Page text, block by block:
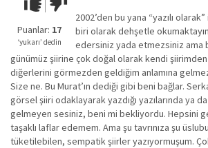
kadar
iyi
değil!
Puanlar: 17
‘yukarı’ dedin
2002’den bu yana “yazılı olarak”
biri olarak dehşetle
edersiniz yada etmezsiniz ama
günümüz şiirine çok doğal olarak kendi şiirimden
diğerlerini görmezden geldiğim anlamına
Size ne. Bu Murat’ın dediği gibi beni bağlar.
görsel şiiri odaklayarak yazdığı yazılarında ya
gelmeyen sesiniz, beni mi bekliyordu. Hepsini
taşaklı laflar edemem. Ama şu tavrınıza şu
tüketilebilen, sempatik şiirler yazıyormuşum.